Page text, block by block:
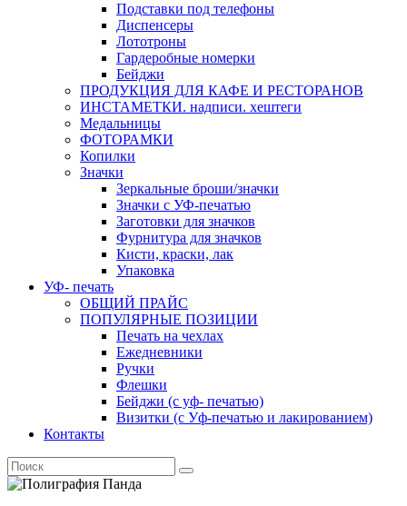
Подставки под телефоны
Диспенсеры
Лототроны
Гардеробные номерки
Бейджи
ПРОДУКЦИЯ ДЛЯ КАФЕ И РЕСТОРАНОВ
ИНСТАМЕТКИ. надписи. хештеги
Медальницы
ФОТОРАМКИ
Копилки
Значки
Зеркальные броши/значки
Значки с УФ-печатью
Заготовки для значков
Фурнитура для значков
Кисти, краски, лак
Упаковка
УФ- печать
ОБЩИЙ ПРАЙС
ПОПУЛЯРНЫЕ ПОЗИЦИИ
Печать на чехлах
Ежедневники
Ручки
Флешки
Бейджи (с уф- печатью)
Визитки (с Уф-печатью и лакированием)
Контакты